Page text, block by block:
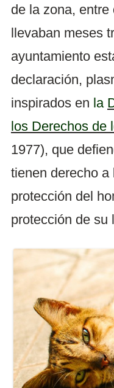
de la zona,
llevaban meses
ayuntamiento
declaración,
inspirados en la
los Derechos de
1977), que
tienen derecho
protección del
protección de su